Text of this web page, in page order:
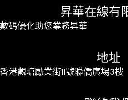
昇華在線有
數碼優化助您業務昇華
地址
香港觀塘勵業街11號聯僑廣場3樓